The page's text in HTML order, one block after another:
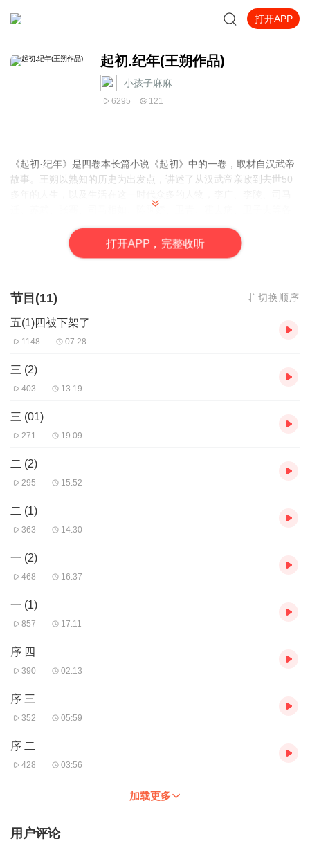
打开APP
起初.纪年(王朔作品)
小孩子麻麻
6295 121
《起初·纪年》是四卷本长篇小说《起初》中的一卷，取材自汉武帝
故事。王朔以熟知的历史为出发点，讲述了从汉武帝亲政到去世50
迁、苏武、张骞、司马相如、陈阿娇、卫青、霍去病、卫子夫等各
正史、方志、传说、文学、诸子百家、天文、地理等各种古典文
献。为了让故事不蹈空，王朔也在宏大的构架中增添了他一贯擅长
的柴米油盐的日常细节，并佐以天马行空的想象，全方位展现汉朝
生活百态，让历史中的人物活灵活现，构建了一个奇绝的“朔式”时
作品语言精妙绝伦，达炉火纯青之境，可谓一部用嘴写就的巨作。
俗……在“朔式”特有的腔调下，自由切换，亦庄亦谐，亦真亦幻，时
而阳刚豪迈，时而阴柔缠绵，阅之如一场奇妙文字游旅，趣味十
打开APP，完整收听
节目(11) 切换顺序
五(1)四被下架了
1148 07:28
三 (2)
403 13:19
三 (01)
271 19:09
二 (2)
295 15:52
二 (1)
363 14:30
一 (2)
468 16:37
一 (1)
857 17:11
序 四
390 02:13
序 三
352 05:59
序 二
428 03:56
加载更多
用户评论